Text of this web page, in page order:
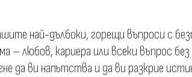
най-дълбоки, горещи въпроси с
– любов, кариера или всеки въпрос
да ви напътства и да ви разкрие